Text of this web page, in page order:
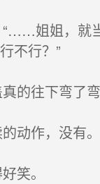
姐姐，就当
不行？”
的往下弯了
动作，没有。
笑。